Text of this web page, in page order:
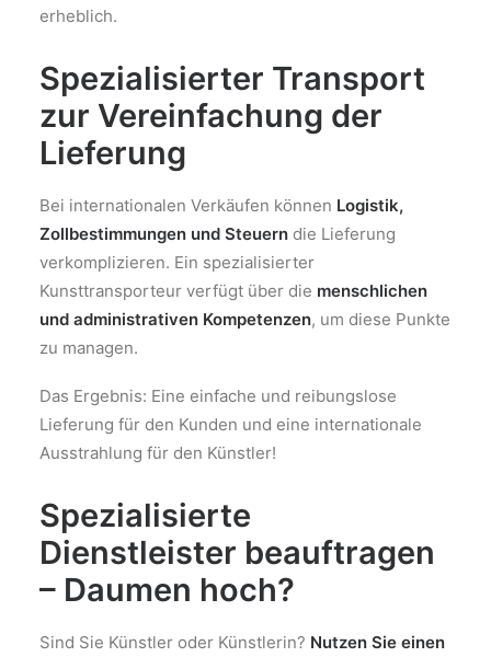
erheblich.
Spezialisierter Transport
zur Vereinfachung der
Lieferung
Bei internationalen Verkäufen können Logistik,
Zollbestimmungen und Steuern die Lieferung
verkomplizieren. Ein spezialisierter
Kunsttransporteur verfügt über die menschlichen
und administrativen Kompetenzen, um diese Punkte
zu managen.
Das Ergebnis: Eine einfache und reibungslose
Lieferung für den Kunden und eine internationale
Ausstrahlung für den Künstler!
Spezialisierte
Dienstleister beauftragen
– Daumen hoch?
Sind Sie Künstler oder Künstlerin? Nutzen Sie einen